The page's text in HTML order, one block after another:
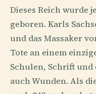
Dieses Reich wurde
geboren. Karls
und das Massaker
Tote an einem
Schulen, Schrift und
auch Wunden. Als